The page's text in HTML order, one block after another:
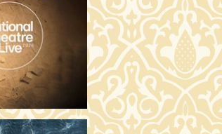
JEGYVÁSÁRLÁS